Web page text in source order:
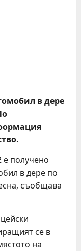
в дере
е получено
в дере по
съобщава
се в
на